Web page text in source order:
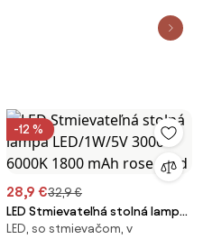
-12 %
28,9 €32,9 €
LED Stmievateľná stolná lampa
LED/1W/5V 3000-6000K 1800
LED, so stmievačom, v